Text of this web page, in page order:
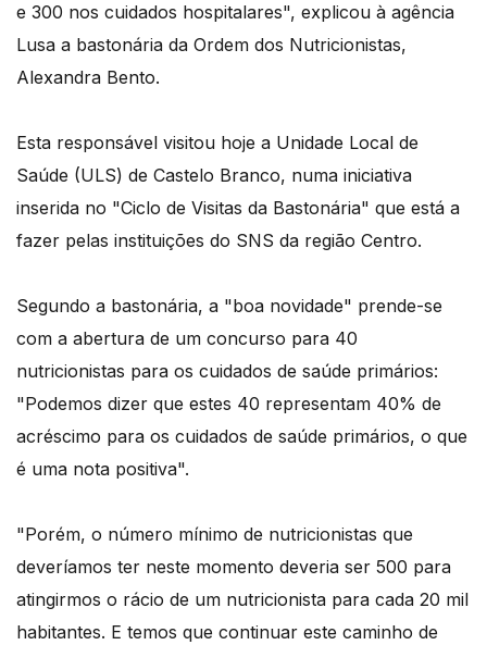
e 300 nos cuidados hospitalares", explicou à agência
Lusa a bastonária da Ordem dos Nutricionistas,
Alexandra Bento.
Esta responsável visitou hoje a Unidade Local de
Saúde (ULS) de Castelo Branco, numa iniciativa
inserida no "Ciclo de Visitas da Bastonária" que está a
fazer pelas instituições do SNS da região Centro.
Segundo a bastonária, a "boa novidade" prende-se
com a abertura de um concurso para 40
nutricionistas para os cuidados de saúde primários:
"Podemos dizer que estes 40 representam 40% de
acréscimo para os cuidados de saúde primários, o que
é uma nota positiva".
"Porém, o número mínimo de nutricionistas que
deveríamos ter neste momento deveria ser 500 para
atingirmos o rácio de um nutricionista para cada 20 mil
habitantes. E temos que continuar este caminho de